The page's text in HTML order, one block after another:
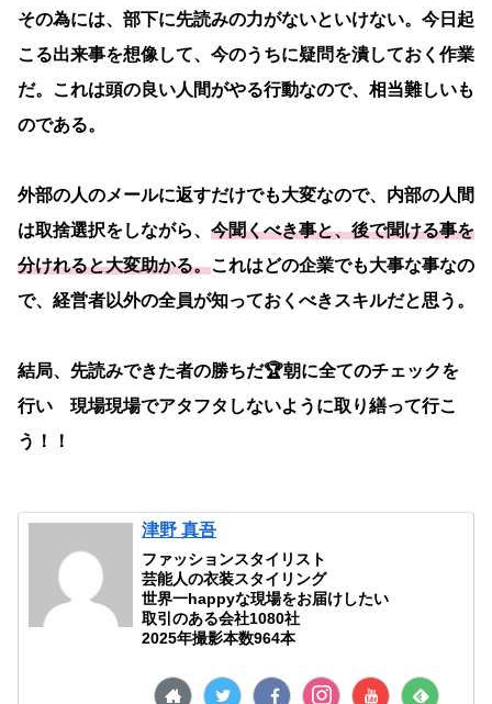
その為には、部下に先読みの力がないといけない。今日起
こる出来事を想像して、今のうちに疑問を潰しておく作業
だ。これは頭の良い人間がやる行動なので、相当難しいも
のである。
外部の人のメールに返すだけでも大変なので、内部の人間
は取捨選択をしながら、 今聞くべき事と、後で聞ける事を
分けれると大変助かる。これはどの企業でも大事な事なの
で、経営者以外の全員が知っておくべきスキルだと思う。
結局、先読みできた者の勝ちだ🏆朝に全てのチェックを
行い 現場現場でアタフタしないように取り繕って行こ
う！！
津野 真吾
ファッションスタイリスト
芸能人の衣装スタイリング
世界一happyな現場をお届けしたい
取引のある会社1080社
2025年撮影本数964本